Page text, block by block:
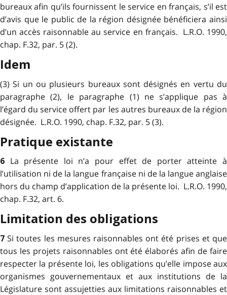
bureaux afin qu’ils fournissent le service en français, s’il est
d’avis que le public de la région désignée bénéficiera ainsi
d’un accès raisonnable au service en français. L.R.O. 1990,
chap. F.32, par. 5 (2).
Idem
(3) Si un ou plusieurs bureaux sont désignés en vertu du
paragraphe (2), le paragraphe (1) ne s’applique pas à
l’égard du service offert par les autres bureaux de la région
désignée. L.R.O. 1990, chap. F.32, par. 5 (3).
Pratique existante
6 La présente loi n’a pour effet de porter atteinte à
l’utilisation ni de la langue française ni de la langue anglaise
hors du champ d’application de la présente loi. L.R.O. 1990,
chap. F.32, art. 6.
Limitation des obligations
7Si toutes les mesures raisonnables ont été prises et que
tous les projets raisonnables ont été élaborés afin de faire
respecter la présente loi, les obligations qu’elle impose aux
organismes gouvernementaux et aux institutions de la
Législature sont assujetties aux limitations raisonnables et